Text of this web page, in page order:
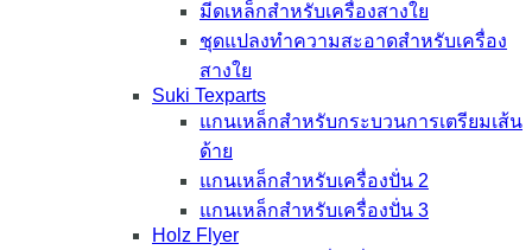
มีดเหล็กสำหรับเครื่องสางใย
ชุดแปลงทำความสะอาดสำหรับเครื่อง
สางใย
Suki Texparts
แกนเหล็กสำหรับกระบวนการเตรียมเส้น
ด้าย
แกนเหล็กสำหรับเครื่องปั่น 2
แกนเหล็กสำหรับเครื่องปั่น 3
Holz Flyer